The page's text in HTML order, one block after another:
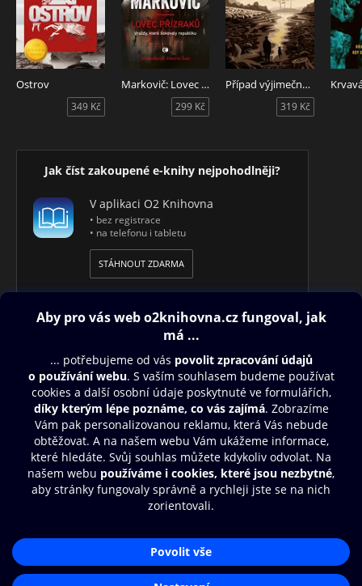
Ostrov
349 Kč
Markovič: Lovec přízraků - 2. vydání
299 Kč
Případ výjimečné klibny
319 Kč
Jak číst zakoupené e-knihy nejpohodlněji?
V aplikaci O2 Knihovna
• bez registrace
• na telefonu i tabletu
STÁHNOUT ZDARMA
Obsah ke stažení
Moje O2 Knihovna
Další zábava
© O2 Czech Republic a.s.
Zásady zpracování osobních údajůAplikace O2 Knihovna